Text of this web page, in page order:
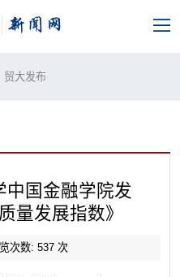
贸大发布
中国金融学院发
量发展指数》
次数: 537次